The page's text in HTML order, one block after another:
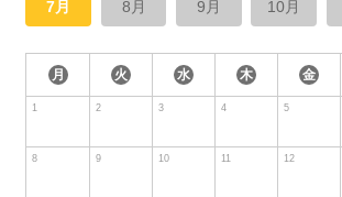
7月 8月 9月 10月
月 火 水 木 金
1 2 3 4 5
8 9 10 11 12